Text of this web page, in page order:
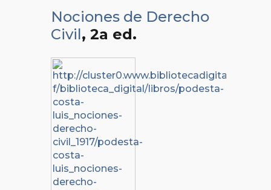
Nociones de Derecho
Civil, 2a ed.